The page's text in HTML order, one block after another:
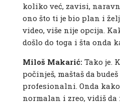
koliko već, zavisi,
ono što ti je bio plan i
video, više nije opcija.
došlo do toga i šta onda
Miloš Makarić:Tako je.
počinješ, maštaš da
profesionalni. Onda
normalan i zreo, vidiš